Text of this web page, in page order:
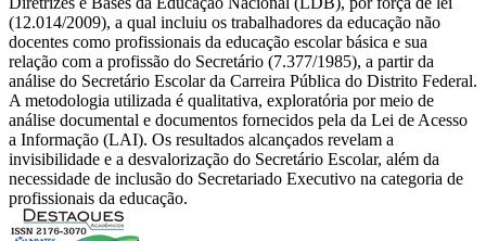
(12.014/2009), a qual incluiu os trabalhadores da educação não
docentes como profissionais da educação escolar básica e sua
relação com a profissão do Secretário (7.377/1985), a partir da
análise do Secretário Escolar da Carreira Pública do Distrito Federal.
A metodologia utilizada é qualitativa, exploratória por meio de
análise documental e documentos fornecidos pela da Lei de Acesso
a Informação (LAI). Os resultados alcançados revelam a
invisibilidade e a desvalorização do Secretário Escolar, além da
necessidade de inclusão do Secretariado Executivo na categoria de
profissionais da educação.